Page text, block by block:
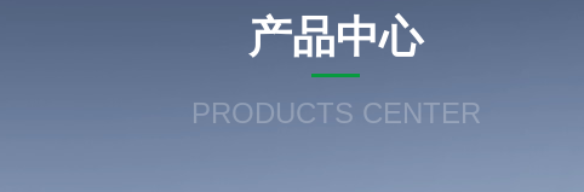
产品中心
PRODUCTS CENTER